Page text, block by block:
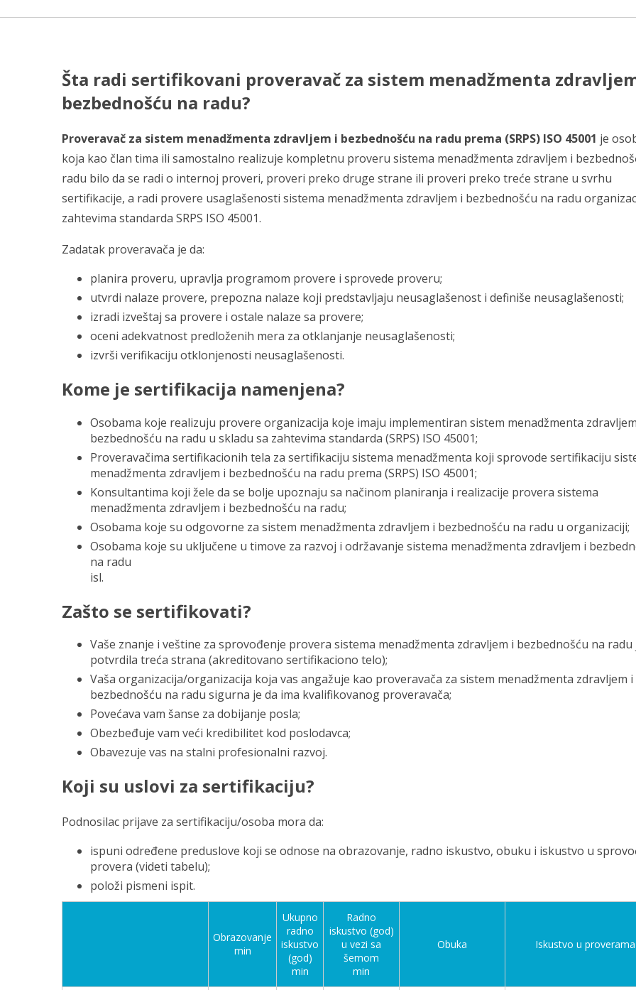
Šta radi sertifikovani proveravač za sistem menadžmenta
bezbednošću na radu?
Proveravač za sistem menadžmenta zdravljem i bezbednošću na radu prema (SRPS) ISO 45001 je
koja kao član tima ili samostalno realizuje kompletnu proveru sistema menadžmenta zdravljem i
radu bilo da se radi o internoj proveri, proveri preko druge strane ili proveri preko treće strane u svrhu
sertifikacije, a radi provere usaglašenosti sistema menadžmenta zdravljem i bezbednošću na radu
zahtevima standarda SRPS ISO 45001.
Zadatak proveravača je da:
planira proveru, upravlja programom provere i sprovede proveru;
utvrdi nalaze provere, prepozna nalaze koji predstavljaju neusaglašenost i definiše neusaglašenosti;
izradi izveštaj sa provere i ostale nalaze sa provere;
oceni adekvatnost predloženih mera za otklanjanje neusaglašenosti;
izvrši verifikaciju otklonjenosti neusaglašenosti.
Kome je sertifikacija namenjena?
Osobama koje realizuju provere organizacija koje imaju implementiran sistem menadžmenta
bezbednošću na radu u skladu sa zahtevima standarda (SRPS) ISO 45001;
Proveravačima sertifikacionih tela za sertifikaciju sistema menadžmenta koji sprovode sertifikaciju
menadžmenta zdravljem i bezbednošću na radu prema (SRPS) ISO 45001;
Konsultantima koji žele da se bolje upoznaju sa načinom planiranja i realizacije provera sistema
menadžmenta zdravljem i bezbednošću na radu;
Osobama koje su odgovorne za sistem menadžmenta zdravljem i bezbednošću na radu u organizaciji;
Osobama koje su uključene u timove za razvoj i održavanje sistema menadžmenta zdravljem i
na radu
isl.
Zašto se sertifikovati?
Vaše znanje i veštine za sprovođenje provera sistema menadžmenta zdravljem i bezbednošću na radu
potvrdila treća strana (akreditovano sertifikaciono telo);
Vaša organizacija/organizacija koja vas angažuje kao proveravača za sistem menadžmenta zdravljem i
bezbednošću na radu sigurna je da ima kvalifikovanog proveravača;
Povećava vam šanse za dobijanje posla;
Obezbeđuje vam veći kredibilitet kod poslodavca;
Obavezuje vas na stalni profesionalni razvoj.
Koji su uslovi za sertifikaciju?
Podnosilac prijave za sertifikaciju/osoba mora da:
ispuni određene preduslove koji se odnose na obrazovanje, radno iskustvo, obuku i iskustvo u
provera (videti tabelu);
položi pismeni ispit.
Obrazovanje
min
Ukupno
radno
iskustvo
(god)
min
Radno
iskustvo (god)
u vezi sa
šemom
min
Obuka Iskustvo u proverama